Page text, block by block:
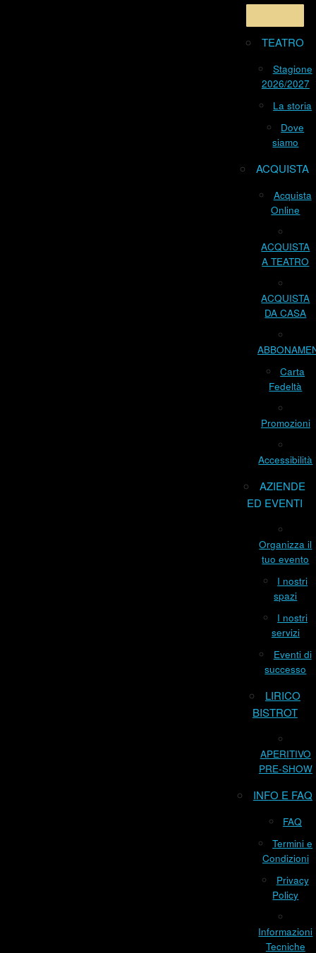
TEATRO
Stagione
2026/2027
La storia
Dove
siamo
ACQUISTA
Acquista
Online
ACQUISTA
A TEATRO
ACQUISTA
DA CASA
Carta
Fedeltà
Promozioni
Accessibilità
AZIENDE
ED EVENTI
Organizza il
tuo evento
I nostri
spazi
I nostri
servizi
Eventi di
successo
LIRICO
BISTROT
APERITIVO
PRE-SHOW
INFO E FAQ
FAQ
Termini e
Condizioni
Privacy
Policy
Informazioni
Tecniche